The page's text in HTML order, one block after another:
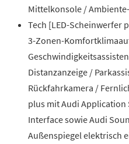
Mittelkonsole /
Tech [LED-Scheinwerfer
3-Zonen-
Distanzanzeige /
Rückfahrkamera /
plus mit Audi
Interface sowie Audi
Außenspiegel elektrisch